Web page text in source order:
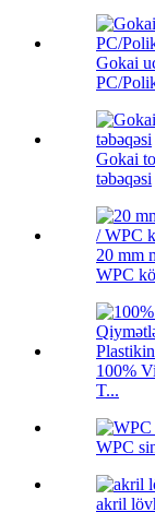
Gokai
PC/
Gokai
təbəqəsi
20 mm
WPC
100%
T...
WPC
akril